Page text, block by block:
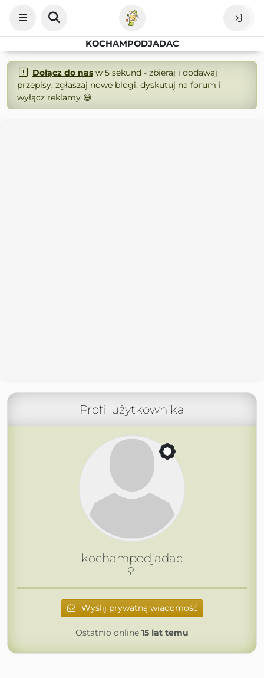
KOCHAMPODJADAC
Dołącz do nasw 5 sekund - zbieraj i dodawaj
przepisy, zgłaszaj nowe blogi, dyskutuj na forum i
wyłącz reklamy 😄
Profil użytkownika
kochampodjadac
Wyślij prywatną wiadomość
Ostatnio online 15 lat temu